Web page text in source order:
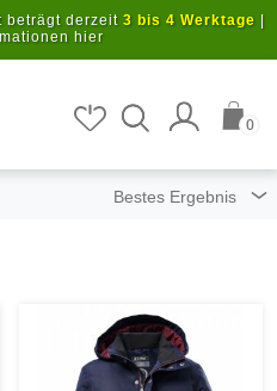
beträgt derzeit 3 bis 4 Werktage
hier
0